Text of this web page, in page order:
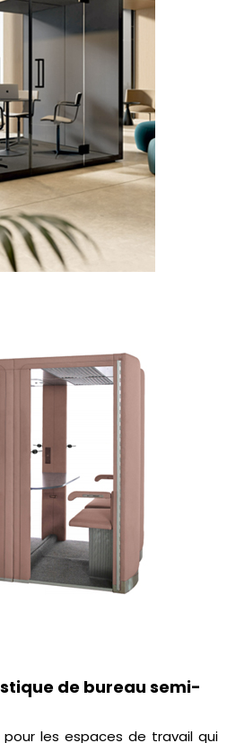
de bureau semi-
les espaces de travail qui